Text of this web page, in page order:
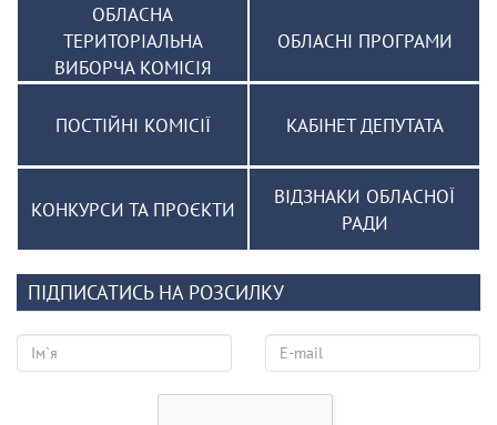
ОБЛАСНА
ТЕРИТОРІАЛЬНА
ВИБОРЧА КОМІСІЯ
ОБЛАСНІ ПРОГРАМИ
ПОСТІЙНІ КОМІСІЇ КАБІНЕТ ДЕПУТАТА
КОНКУРСИ ТА ПРОЄКТИ
ВІДЗНАКИ ОБЛАСНОЇ
РАДИ
ПІДПИСАТИСЬ НА РОЗСИЛКУ